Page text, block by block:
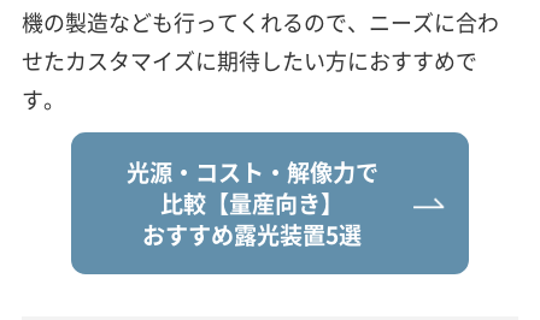
機の製造なども行ってくれるので、ニーズに合わ
せたカスタマイズに期待したい方におすすめで
す。
光源・コスト・解像力で
比較 【量産向き】
おすすめ露光装置5選